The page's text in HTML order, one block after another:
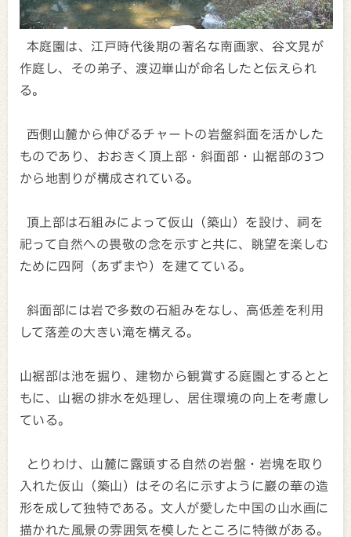
本庭園は、江戸時代後期の著名な南画家、谷文晁が
作庭し、その弟子、渡辺崋山が命名したと伝えられ
る。
西側山麓から伸びるチャートの岩盤斜面を活かした
ものであり、おおきく頂上部・斜面部・山裾部の3つ
から地割りが構成されている。
頂上部は石組みによって仮山（築山）を設け、祠を
祀って自然への畏敬の念を示すと共に、眺望を楽しむ
ために四阿（あずまや）を建てている。
斜面部には岩で多数の石組みをなし、高低差を利用
して落差の大きい滝を構える。
山裾部は池を掘り、建物から観賞する庭園とするとと
もに、山裾の排水を処理し、居住環境の向上を考慮し
ている。
とりわけ、山麓に露頭する自然の岩盤・岩塊を取り
入れた仮山（築山）はその名に示すように巖の華の造
形を成して独特である。文人が愛した中国の山水画に
描かれた風景の雰囲気を模したところに特徴がある。